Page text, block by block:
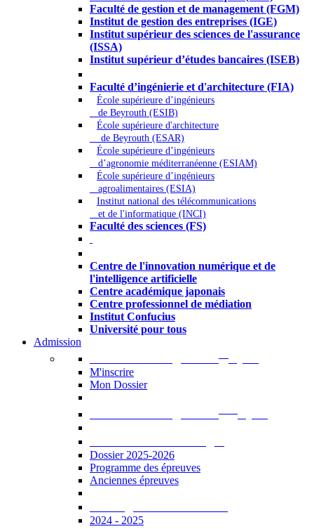
Faculté de gestion et de management (FGM)
Institut de gestion des entreprises (IGE)
Institut supérieur des sciences de l'assurance
(ISSA)
Institut supérieur d’études bancaires (ISEB)
Faculté d’ingénierie et d'architecture (FIA)
École supérieure d’ingénieurs
de Beyrouth (ESIB)
École supérieure d'architecture
de Beyrouth (ESAR)
École supérieure d’ingénieurs
d’agronomie méditerranéenne (ESIAM)
École supérieure d’ingénieurs
agroalimentaires (ESIA)
Institut national des télécommunications
et de l'informatique (INCI)
Faculté des sciences (FS)
Centre de l'innovation numérique et de
l'intelligence artificielle
Centre académique japonais
Centre professionnel de médiation
Institut Confucius
Université pour tous
Admission
M'inscrire
Mon Dossier
Dossier 2025-2026
Programme des épreuves
Anciennes épreuves
2024 - 2025